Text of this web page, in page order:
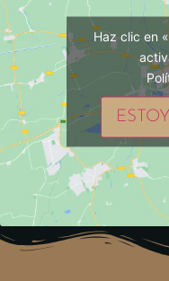
Haz clic en